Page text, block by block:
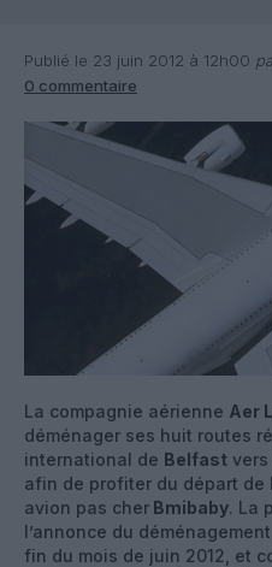
Publié le 23 juin 2012 à 12h00
0 commentaire
La compagnie aérienne Aer
déménager ses huit routes
international de Belfast
afin de profiter du départ
avion pas cher Bmibaby. La
l’annonce du
fin du mois de juin 2012, et